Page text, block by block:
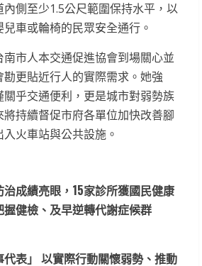
側至少1.5公尺範圍保持水平，以
車或輪椅的民眾安全通行。
市人本交通促進協會到場關心並
更貼近行人的實際需求。她強
乎交通便利，更是城市對弱勢族
持續督促市府各單位加快改善腳
火車站與公共設施。
成績亮眼，15家診所獲國民健康
健檢、及早逆轉代謝症候群
表」 以實際行動關懷弱勢、推動